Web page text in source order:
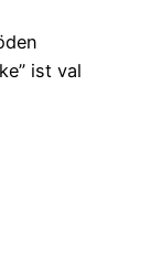
ist val